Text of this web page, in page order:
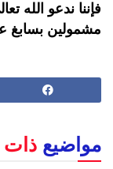
فإننا ندعو الله
مشمولين بسابغ
مواضيع